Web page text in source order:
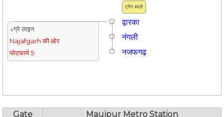
ट्रैन बदलें
द्वारका
↓ग्रे लाइन
Najafgarh की ओर
प्लेटफार्म 5
नंगली
नजफगढ़
Gate
Maujpur Metro Station